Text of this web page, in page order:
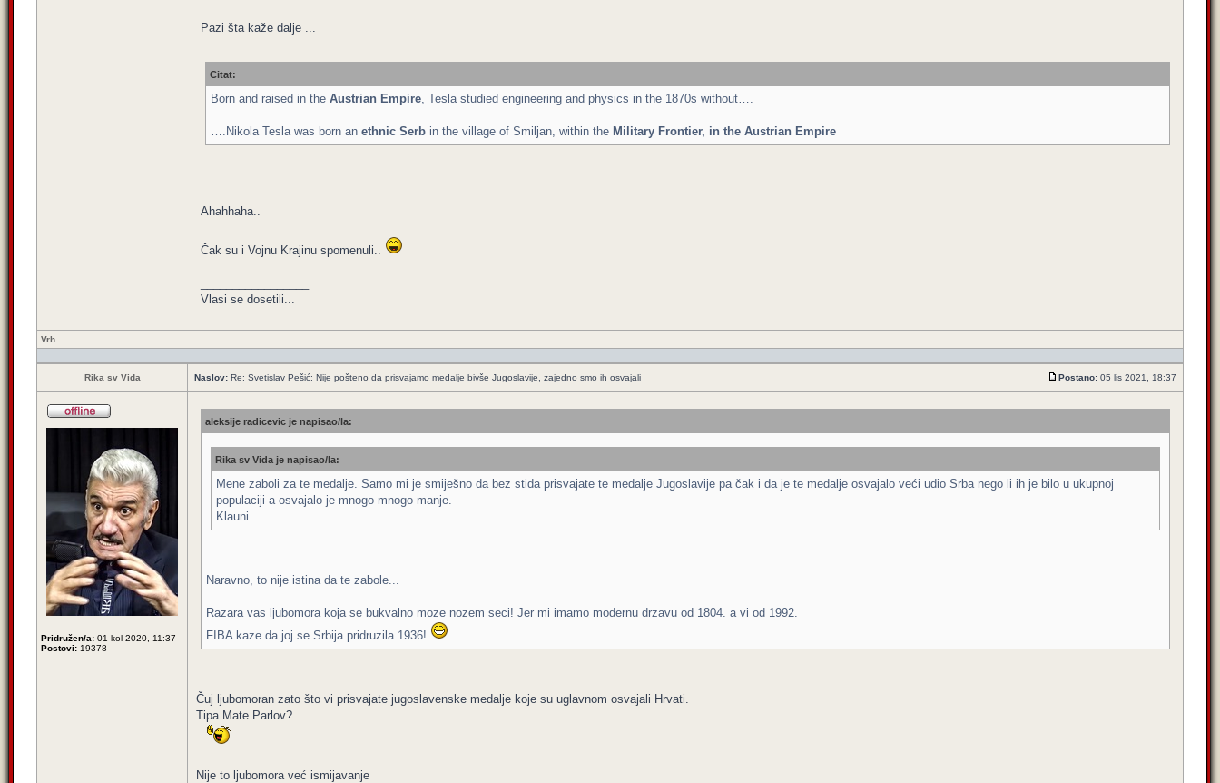
Pazi šta kaže dalje ...
Citat:
Born and raised in the Austrian Empire, Tesla studied engineering and physics in the 1870s without….
….Nikola Tesla was born an ethnic Serb in the village of Smiljan, within the Military Frontier, in the Austrian Empire
Ahahhaha..
Čak su i Vojnu Krajinu spomenuli..
Vlasi se dosetili...
Vrh
Rika sv Vida Naslov: Re: Svetislav Pešić: Nije pošteno da prisvajamo medalje bivše Jugoslavije, zajedno smo ih osvajali Postano: 05 lis 2021, 18:37
Pridružen/a: 01 kol 2020, 11:37
Postovi: 19378
aleksije radicevic je napisao/la:
Rika sv Vida je napisao/la:
Mene zaboli za te medalje. Samo mi je smiješno da bez stida prisvajate te medalje Jugoslavije pa čak i da je te medalje osvajalo veći udio Srba nego li ih je bilo u ukupnoj
populaciji a osvajalo je mnogo mnogo manje.
Klauni.
Naravno, to nije istina da te zabole...
Razara vas ljubomora koja se bukvalno moze nozem seci! Jer mi imamo modernu drzavu od 1804. a vi od 1992.
FIBA kaze da joj se Srbija pridruzila 1936!
Čuj ljubomoran zato što vi prisvajate jugoslavenske medalje koje su uglavnom osvajali Hrvati.
Tipa Mate Parlov?
Nije to ljubomora već ismijavanje